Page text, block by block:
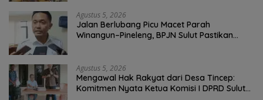
Agustus 5, 2026
Jalan Berlubang Picu Macet Parah
Winangun–Pineleng, BPJN Sulut Pastikan
Agustus 5, 2026
Mengawal Hak Rakyat dari Desa Tincep:
Komitmen Nyata Ketua Komisi I DPRD Sulut